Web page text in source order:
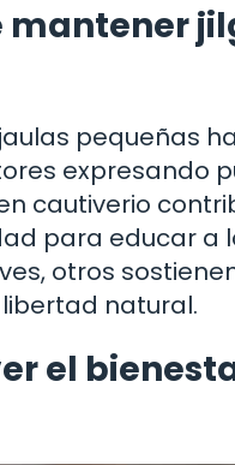
mantener
pequeñas
expresando
cautiverio
para educar a
otros
natural.
el